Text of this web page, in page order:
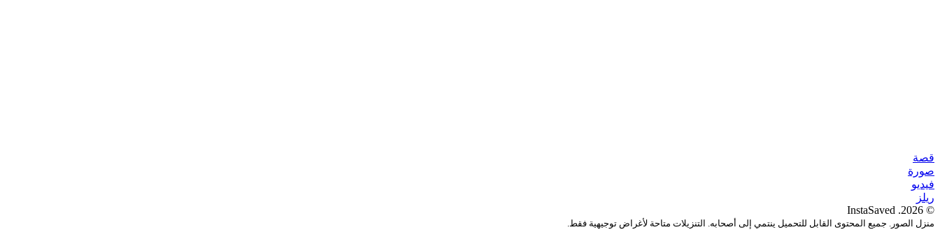
قصة
صورة
فيديو
ريلز
© 2026. InstaSaved
منزل الصور. جميع المحتوى القابل للتحميل ينتمي إلى أصحابه. التنزيلات متاحة لأغراض توجيهية فقط.